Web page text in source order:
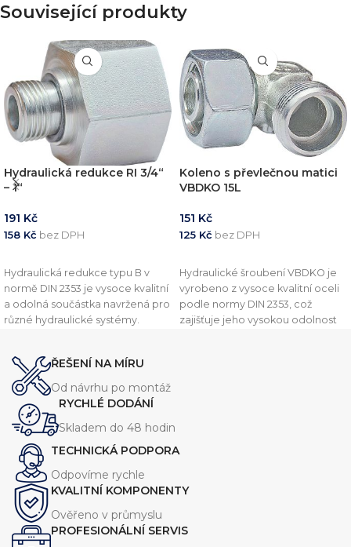
Související produkty
Hydraulická redukce RI 3/4“
– 1“
191 Kč
158 Kč bez DPH
Hydraulická redukce typu B v
normě DIN 2353 je vysoce kvalitní
a odolná součástka navržená pro
různé hydraulické systémy.
při vysokém tlaku. Tato redukce
je dostupná v několika
velikostech, aby vyhovovala
různým požadavkům systému.
Koleno s převlečnou matici
VBDKO 15L
151 Kč
125 Kč bez DPH
Hydraulické šroubení VBDKO je
vyrobeno z vysoce kvalitní oceli
podle normy DIN 2353, což
zajišťuje jeho vysokou odolnost
ŘEŠENÍ NA MÍRU
Od návrhu po montáž
RYCHLÉ DODÁNÍ
Skladem do 48 hodin
TECHNICKÁ PODPORA
Odpovíme rychle
KVALITNÍ KOMPONENTY
Ověřeno v průmyslu
PROFESIONÁLNÍ SERVIS